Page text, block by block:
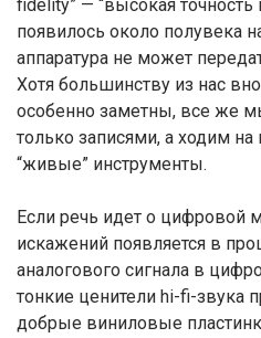
fidelity” — “высокая
появилось около полувека
аппаратура не может
Хотя большинству из нас
особенно заметны, все же
только записями, а ходим
“живые” инструменты.
Если речь идет о цифровой
искажений появляется в
аналогового сигнала в
тонкие ценители hi-fi-звука
добрые виниловые